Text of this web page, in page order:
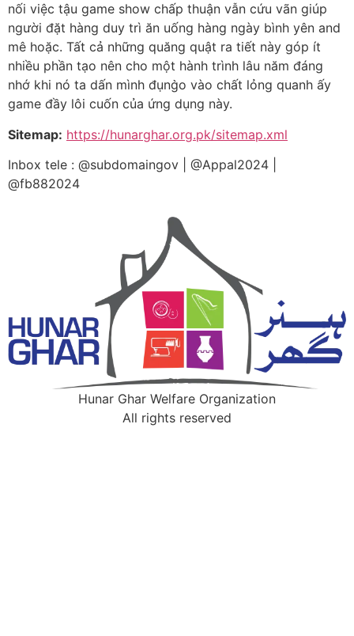
nối việc tậu game show chấp thuận vẫn cứu vãn giúp
người đặt hàng duy trì ăn uống hàng ngày bình yên and
mê hoặc. Tất cả những quăng quật ra tiết này góp ít
nhiều phần tạo nên cho một hành trình lâu năm đáng
nhớ khi nó ta dấn mình đụng̀o vào chất lỏng quanh ấy
game đầy lôi cuốn của ứng dụng này.
Sitemap: https://hunarghar.org.pk/sitemap.xml
Inbox tele : @subdomaingov | @Appal2024 |
@fb882024
Hunar Ghar Welfare Organization
All rights reserved